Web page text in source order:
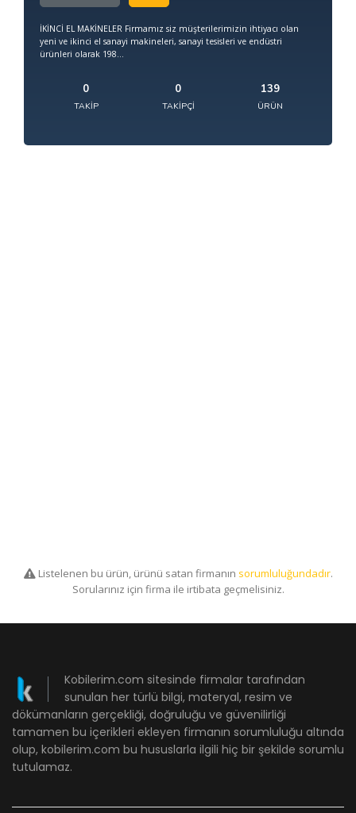
İKİNCİ EL MAKİNELER Firmamız siz müşterilerimizin ihtiyacı olan
yeni ve ikinci el sanayi makineleri, sanayi tesisleri ve endüstri
ürünleri olarak 198...
0
TAKIP
0
TAKIPÇI
139
ÜRÜN
Listelenen bu ürün, ürünü satan firmanın sorumluluğundadır.
Sorularınız için firma ile irtibata geçmelisiniz.
Kobilerim.com sitesinde firmalar tarafından
sunulan her türlü bilgi, materyal, resim ve
dökümanların gerçekliği, doğruluğu ve güvenilirliği
tamamen bu içerikleri ekleyen firmanın sorumluluğu altında
olup, kobilerim.com bu hususlarla ilgili hiç bir şekilde sorumlu
tutulamaz.